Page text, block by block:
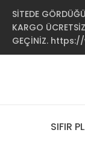
SİTEDE
KARGO
GEÇİNİZ.
SIFIR